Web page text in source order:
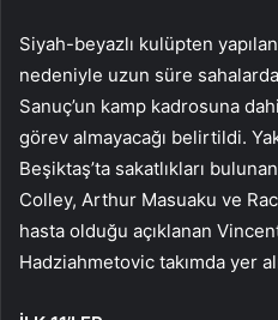
Siyah-beyazlı kulüpten yapılan
nedeniyle uzun süre
Sanuç’un kamp kadrosuna
görev almayacağı belirtildi.
Beşiktaş’ta sakatlıkları
Colley, Arthur Masuaku ve
hasta olduğu açıklanan
Hadziahmetovic takımda yer